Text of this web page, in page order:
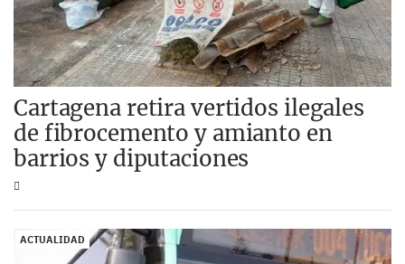
Cartagena retira vertidos ilegales
de fibrocemento y amianto en
barrios y diputaciones
ACTUALIDAD